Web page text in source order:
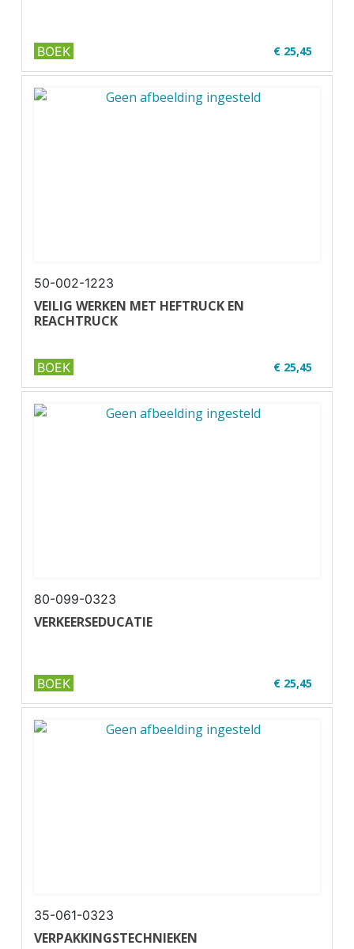
€ 25,45
✔ U30-1
✔ Zwart-wit
BOEK
50-002-1223
VEILIG WERKEN MET HEFTRUCK EN
REACHTRUCK
€ 25,45
✔ U16-2
✔ Full colour
BOEK
80-099-0323
VERKEERSEDUCATIE
€ 25,45
✔ U47-1
✔ Zwart-wit
BOEK
35-061-0323
VERPAKKINGSTECHNIEKEN